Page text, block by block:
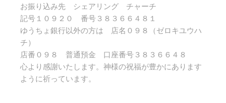
お振り込み先 シェアリング チャーチ
記号１０９２０ 番号３８３６６４８１
ゆうちょ銀行以外の方は 店名０９８（ゼロキユウハ
チ）
店番０９８ 普通預金 口座番号３８３６６４８
心より感謝いたします。神様の祝福が豊かにあります
ように祈っています。